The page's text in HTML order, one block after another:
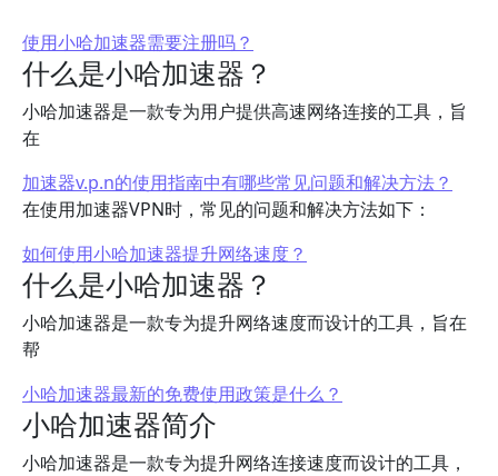
使用小哈加速器需要注册吗？
什么是小哈加速器？
小哈加速器是一款专为用户提供高速网络连接的工具，旨
在
加速器v.p.n的使用指南中有哪些常见问题和解决方法？
在使用加速器VPN时，常见的问题和解决方法如下：
如何使用小哈加速器提升网络速度？
什么是小哈加速器？
小哈加速器是一款专为提升网络速度而设计的工具，旨在
帮
小哈加速器最新的免费使用政策是什么？
小哈加速器简介
小哈加速器是一款专为提升网络连接速度而设计的工具，